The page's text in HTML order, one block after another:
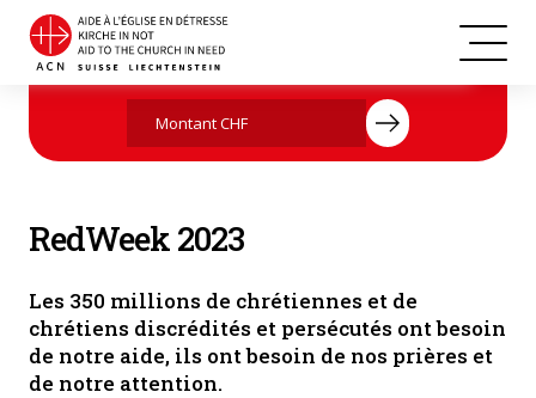
Nuit des témoins à la cathédrale catholique St Christopher de
Canberra, Australie (Photo : ACN)Agissez maintenant par votre don
RedWeek 2023
Les 350 millions de chrétiennes et de
chrétiens discrédités et persécutés ont besoin
de notre aide, ils ont besoin de nos prières et
de notre attention.